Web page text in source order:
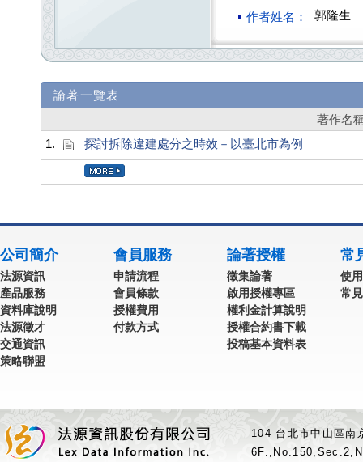
作者姓名： 郭隆生
論著一覽表
著作名
1.
探討拆除違建處分之時效－以臺北市為例
公司簡介
法源資訊
產品服務
資料庫說明
法源徵才
交通資訊
策略聯盟
會員服務
申請流程
會員條款
授權費用
付款方式
論著授權
徵集論著
啟用授權專區
權利金計算說明
授權合約書下載
投稿基本資料表
常
使
常
104 台北市中山區